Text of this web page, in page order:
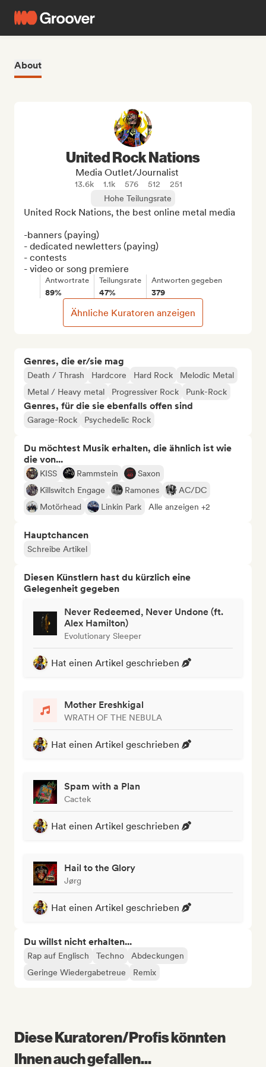
About
Genres, die er/sie mag
Death / Thrash Hardcore Hard Rock
Melodic Metal
Metal / Heavy metal
Progressiver Rock Punk-Rock
Genres, für die sie ebenfalls offen sind
Garage-Rock Psychedelic Rock
Du möchtest Musik erhalten, die ähnlich ist wie
die von...
KISS Rammstein
Saxon
Killswitch Engage
Ramones
AC/DC
Motörhead
Linkin Park Alle anzeigen +2
Hauptchancen
Schreibe Artikel
Diesen Künstlern hast du kürzlich eine
Gelegenheit gegeben
Never Redeemed, Never Undone (ft.
Alex Hamilton)
Evolutionary Sleeper
Hat einen Artikel geschrieben
Mother Ereshkigal
WRATH OF THE NEBULA
Hat einen Artikel geschrieben
Spam with a Plan
Cactek
Hat einen Artikel geschrieben
Hail to the Glory
Jørg
Hat einen Artikel geschrieben
Du willst nicht erhalten...
Rap auf Englisch Techno
Abdeckungen
Geringe Wiedergabetreue
Remix
United Rock Nations
Media Outlet/Journalist
13.6k 1.1k 576 512
251
Hohe Teilungsrate
United Rock Nations, the best online metal media
-banners (paying)
- dedicated newletters (paying)
- contests
- video or song premiere
Antwortrate
89%
Teilungsrate
47%
Antworten gegeben
379
Ähnliche Kuratoren anzeigen
Diese Kuratoren/Profis könnten
Ihnen auch gefallen...